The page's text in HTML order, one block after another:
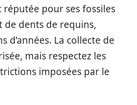
pour ses fossiles
de dents de requins,
d’années. La collecte de
mais respectez les
imposées par le